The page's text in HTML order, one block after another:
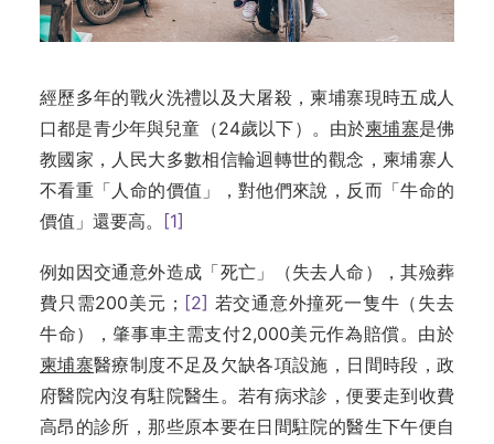
經歷多年的戰火洗禮以及大屠殺，柬埔寨現時五成人
口都是青少年與兒童（24歲以下）。由於柬埔寨是佛
教國家，人民大多數相信輪迴轉世的觀念，柬埔寨人
不看重「人命的價值」，對他們來說，反而「牛命的
價值」還要高。
[1]
例如因交通意外造成「死亡」（失去人命），其殮葬
費只需200美元； [2] 若交通意外撞死一隻牛（失去
牛命），肇事車主需支付2,000美元作為賠償。由於
柬埔寨醫療制度不足及欠缺各項設施，日間時段，政
府醫院內沒有駐院醫生。若有病求診，便要走到收費
高昂的診所，那些原本要在日間駐院的醫生下午便自